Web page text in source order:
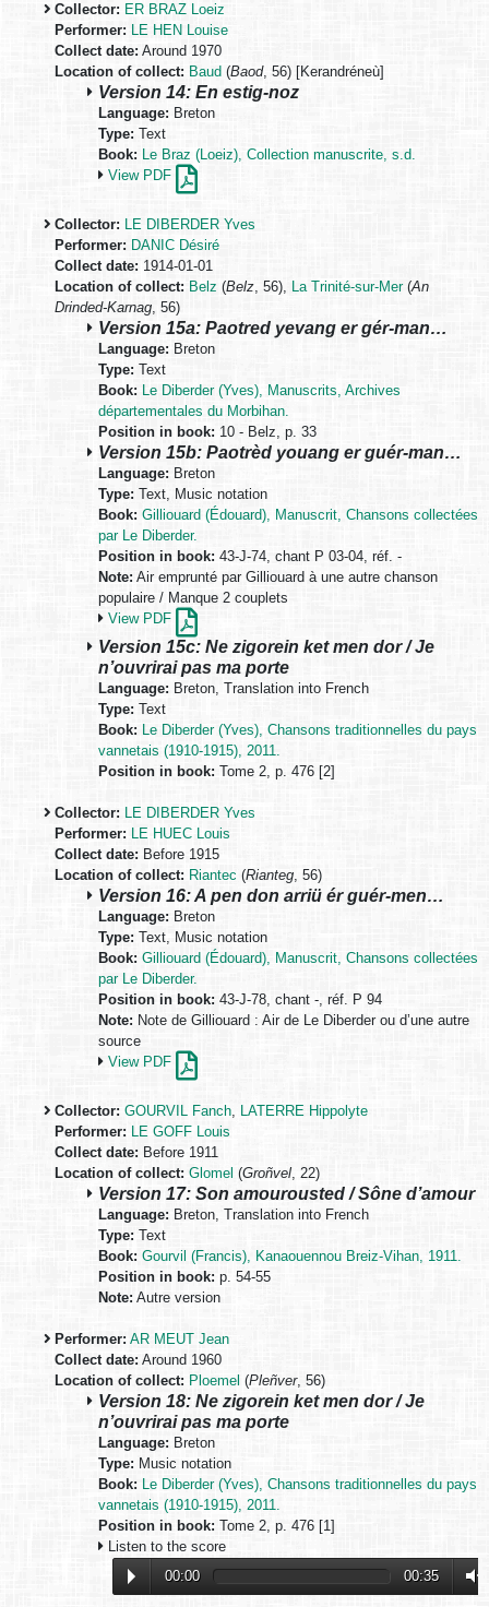
Collector: ER BRAZ Loeiz
Performer: LE HEN Louise
Collect date: Around 1970
Location of collect: Baud (Baod, 56) [Kerandréneù]
Version 14: En estig-noz
Language: Breton
Type: Text
Book: Le Braz (Loeiz), Collection manuscrite, s.d.
View PDF
Collector: LE DIBERDER Yves
Performer: DANIC Désiré
Collect date: 1914-01-01
Location of collect: Belz (Belz, 56), La Trinité-sur-Mer(An
Drinded-Karnag, 56)
Version 15a: Paotred yevang er gér-man…
Language: Breton
Type: Text
Book: Le Diberder (Yves), Manuscrits, Archives
départementales du Morbihan.
Position in book: 10 - Belz, p. 33
Version 15b: Paotrèd youang er guér-man…
Language: Breton
Type: Text, Music notation
Book: Gilliouard (Édouard), Manuscrit, Chansons collectées
par Le Diberder.
Position in book: 43-J-74, chant P 03-04, réf. -
Note: Air emprunté par Gilliouard à une autre chanson
populaire / Manque 2 couplets
View PDF
Version 15c: Ne zigorein ket men dor / Je
n’ouvrirai pas ma porte
Language: Breton, Translation into French
Type: Text
Book: Le Diberder (Yves), Chansons traditionnelles du pays
vannetais (1910-1915), 2011.
Position in book: Tome 2, p. 476 [2]
Collector: LE DIBERDER Yves
Performer: LE HUEC Louis
Collect date: Before 1915
Location of collect: Riantec (Rianteg, 56)
Version 16: A pen don arriü ér guér-men…
Language: Breton
Type: Text, Music notation
Book: Gilliouard (Édouard), Manuscrit, Chansons collectées
par Le Diberder.
Position in book: 43-J-78, chant -, réf. P 94
Note: Note de Gilliouard : Air de Le Diberder ou d’une autre
source
View PDF
Collector: GOURVIL Fanch, LATERRE Hippolyte
Performer: LE GOFF Louis
Collect date: Before 1911
Location of collect: Glomel (Groñvel, 22)
Version 17: Son amourousted / Sône d’amour
Language: Breton, Translation into French
Type: Text
Book: Gourvil (Francis), Kanaouennou Breiz-Vihan, 1911.
Position in book: p. 54-55
Note: Autre version
Performer: AR MEUT Jean
Collect date: Around 1960
Location of collect: Ploemel (Pleñver, 56)
Version 18: Ne zigorein ket men dor / Je
n’ouvrirai pas ma porte
Language: Breton
Type: Music notation
Book: Le Diberder (Yves), Chansons traditionnelles du pays
vannetais (1910-1915), 2011.
Position in book: Tome 2, p. 476 [1]
Listen to the score
00:00
00:35